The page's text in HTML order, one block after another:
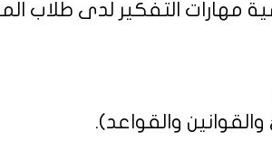
مهارات التفكير لدى طلاب